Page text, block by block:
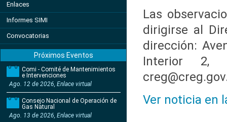
Enlaces
Informes SIMI
Convocatorias
Próximos Eventos
Comi - Comité de Mantenimientos
e Intervenciones
Ago. 12 de 2026, Enlace virtual
Consejo Nacional de Operación de
Gas Natural
Ago. 13 de 2026, Enlace virtual
Las
dirigirse al
dirección:
Interior 2,
Ver noticia en